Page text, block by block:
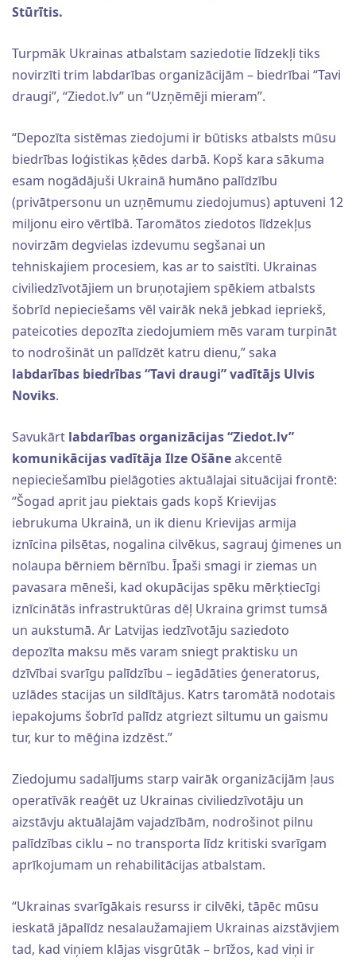
Stūrītis.
Turpmāk Ukrainas atbalstam saziedotie līdzekļi tiks
novirzīti trim labdarības organizācijām – biedrībai “Tavi
draugi”, “Ziedot.lv” un “Uzņēmēji mieram”.
“Depozīta sistēmas ziedojumi ir būtisks atbalsts mūsu
biedrības loģistikas ķēdes darbā. Kopš kara sākuma
esam nogādājuši Ukrainā humāno palīdzību
(privātpersonu un uzņēmumu ziedojumus) aptuveni 12
miljonu eiro vērtībā. Taromātos ziedotos līdzekļus
novirzām degvielas izdevumu segšanai un
tehniskajiem procesiem, kas ar to saistīti. Ukrainas
civiliedzīvotājiem un bruņotajiem spēkiem atbalsts
šobrīd nepieciešams vēl vairāk nekā jebkad iepriekš,
pateicoties depozīta ziedojumiem mēs varam turpināt
to nodrošināt un palīdzēt katru dienu,” saka
labdarības biedrības “Tavi draugi” vadītājs Ulvis
Noviks.
Savukārt labdarības organizācijas “Ziedot.lv”
komunikācijas vadītāja Ilze Ošāneakcentē
nepieciešamību pielāgoties aktuālajai situācijai frontē:
“Šogad aprit jau piektais gads kopš Krievijas
iebrukuma Ukrainā, un ik dienu Krievijas armija
iznīcina pilsētas, nogalina cilvēkus, sagrauj ģimenes un
nolaupa bērniem bērnību. Īpaši smagi ir ziemas un
pavasara mēneši, kad okupācijas spēku mērķtiecīgi
iznīcinātās infrastruktūras dēļ Ukraina grimst tumsā
un aukstumā. Ar Latvijas iedzīvotāju saziedoto
depozīta maksu mēs varam sniegt praktisku un
dzīvībai svarīgu palīdzību – iegādāties ģeneratorus,
uzlādes stacijas un sildītājus. Katrs taromātā nodotais
iepakojums šobrīd palīdz atgriezt siltumu un gaismu
tur, kur to mēģina izdzēst.”
Ziedojumu sadalījums starp vairāk organizācijām ļaus
operatīvāk reaģēt uz Ukrainas civiliedzīvotāju un
aizstāvju aktuālajām vajadzībām, nodrošinot pilnu
palīdzības ciklu – no transporta līdz kritiski svarīgam
aprīkojumam un rehabilitācijas atbalstam.
“Ukrainas svarīgākais resurss ir cilvēki, tāpēc mūsu
ieskatā jāpalīdz nesalaužamajiem Ukrainas aizstāvjiem
tad, kad viņiem klājas visgrūtāk – brīžos, kad viņi ir